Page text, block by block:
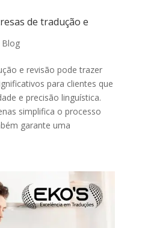
de tradução e
Blog
e revisão pode trazer
para clientes que
e precisão linguística.
simplifica o processo
garante uma